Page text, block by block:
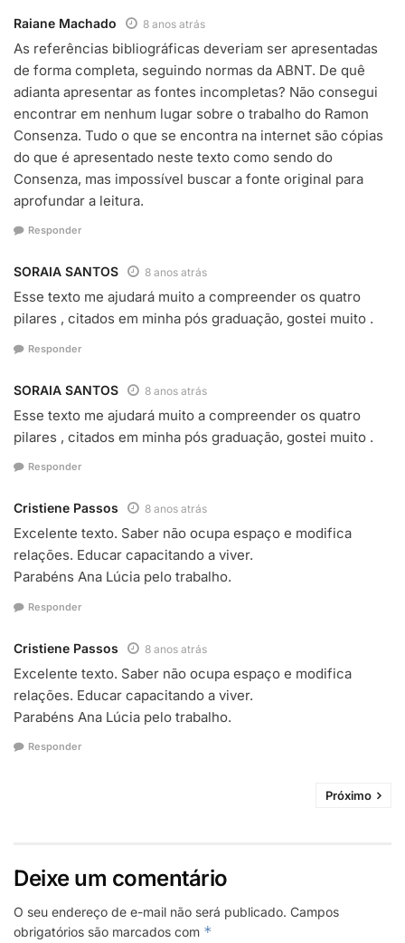
Raiane Machado 8 anos atrás
As referências bibliográficas deveriam ser apresentadas
de forma completa, seguindo normas da ABNT. De quê
adianta apresentar as fontes incompletas? Não consegui
encontrar em nenhum lugar sobre o trabalho do Ramon
Consenza. Tudo o que se encontra na internet são cópias
do que é apresentado neste texto como sendo do
Consenza, mas impossível buscar a fonte original para
aprofundar a leitura.
Responder
SORAIA SANTOS 8 anos atrás
Esse texto me ajudará muito a compreender os quatro
pilares , citados em minha pós graduação, gostei muito .
Responder
SORAIA SANTOS 8 anos atrás
Esse texto me ajudará muito a compreender os quatro
pilares , citados em minha pós graduação, gostei muito .
Responder
Cristiene Passos 8 anos atrás
Excelente texto. Saber não ocupa espaço e modifica
relações. Educar capacitando a viver.
Parabéns Ana Lúcia pelo trabalho.
Responder
Cristiene Passos 8 anos atrás
Excelente texto. Saber não ocupa espaço e modifica
relações. Educar capacitando a viver.
Parabéns Ana Lúcia pelo trabalho.
Responder
Próximo
Deixe um comentário
O seu endereço de e-mail não será publicado. Campos
obrigatórios são marcados com *